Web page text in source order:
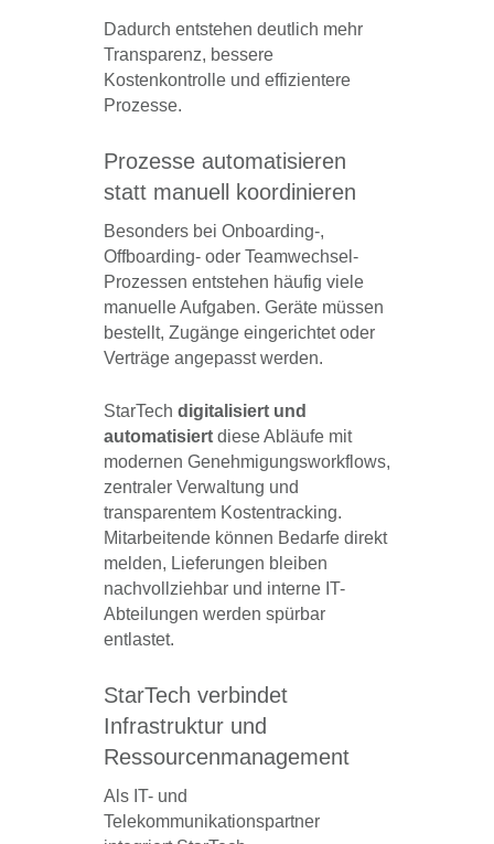
Dadurch entstehen deutlich mehr
Transparenz, bessere
Kostenkontrolle und effizientere
Prozesse.
Prozesse automatisieren
statt manuell koordinieren
Besonders bei Onboarding-,
Offboarding- oder Teamwechsel-
Prozessen entstehen häufig viele
manuelle Aufgaben. Geräte müssen
bestellt, Zugänge eingerichtet oder
Verträge angepasst werden.
StarTech digitalisiert und
automatisiert diese Abläufe mit
modernen Genehmigungsworkflows,
zentraler Verwaltung und
transparentem Kostentracking.
Mitarbeitende können Bedarfe direkt
melden, Lieferungen bleiben
nachvollziehbar und interne IT-
Abteilungen werden spürbar
entlastet.
StarTech verbindet
Infrastruktur und
Ressourcenmanagement
Als IT- und
Telekommunikationspartner